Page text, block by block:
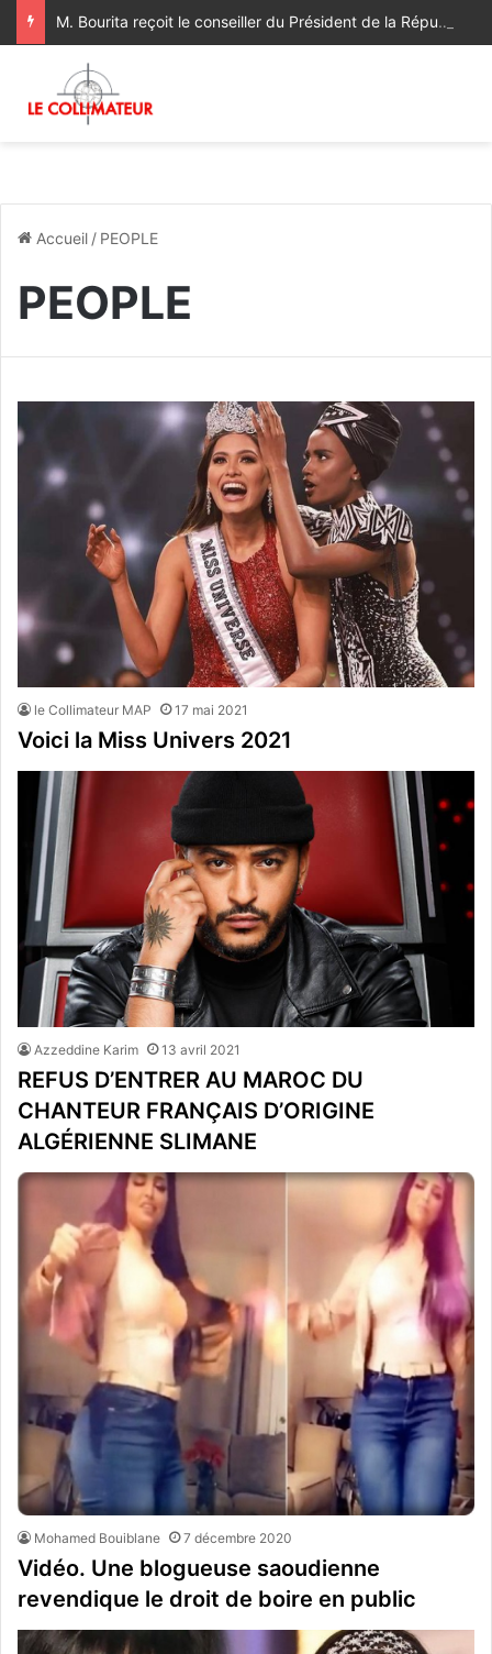
M. Bourita reçoit le conseiller du Président de la République de Roumanie, porteur d’un message adressé à SM le Roi
Accueil / PEOPLE
PEOPLE
le Collimateur MAP 17 mai 2021
Voici la Miss Univers 2021
Azzeddine Karim 13 avril 2021
REFUS D’ENTRER AU MAROC DU
CHANTEUR FRANÇAIS D’ORIGINE
ALGÉRIENNE SLIMANE
Mohamed Bouiblane 7 décembre 2020
Vidéo. Une blogueuse saoudienne
revendique le droit de boire en public